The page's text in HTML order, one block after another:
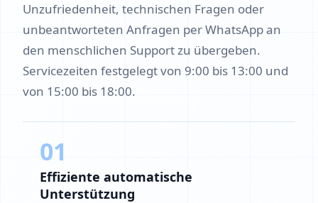
Unzufriedenheit, technischen Fragen oder
unbeantworteten Anfragen per WhatsApp an
den menschlichen Support zu übergeben.
Servicezeiten festgelegt von 9:00 bis 13:00 und
von 15:00 bis 18:00.
01
Effiziente automatische
Unterstützung